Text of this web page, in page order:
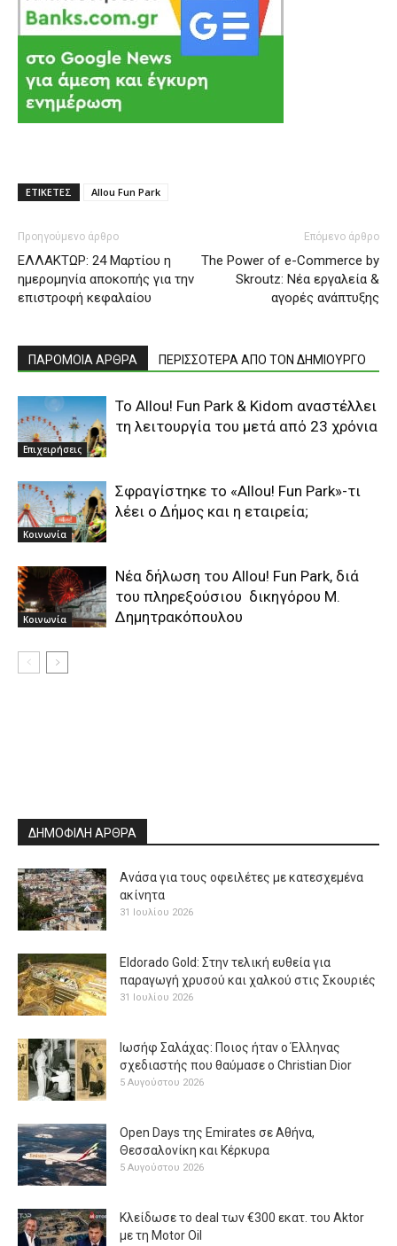
ΕΤΙΚΕΤΕΣ Allou Fun Park
Προηγούμενο άρθρο
ΕΛΛΑΚΤΩΡ: 24 Μαρτίου η
ημερομηνία αποκοπής για την
επιστροφή κεφαλαίου
Επόμενο άρθρο
The Power of e-Commerce by
Skroutz: Νέα εργαλεία &
αγορές ανάπτυξης
ΠΑΡΟΜΟΙΑ ΑΡΘΡΑ ΠΕΡΙΣΣΟΤΕΡΑ ΑΠΟ ΤΟΝ ΔΗΜΙΟΥΡΓΟ
Επιχειρήσεις
To Allou! Fun Park & Kidom αναστέλλει
τη λειτουργία του μετά από 23 χρόνια
Κοινωνία
Σφραγίστηκε το «Allou! Fun Park»-τι
λέει ο Δήμος και η εταιρεία;
Κοινωνία
Nέα δήλωση του Αllou! Fun Park, διά
του πληρεξούσιου δικηγόρου Μ.
Δημητρακόπουλου
ΔΗΜΟΦΙΛΗ ΑΡΘΡΑ
Ανάσα για τους οφειλέτες με κατεσχεμένα
ακίνητα
31 Ιουλίου 2026
Eldorado Gold: Στην τελική ευθεία για
παραγωγή χρυσού και χαλκού στις Σκουριές
31 Ιουλίου 2026
Ιωσήφ Σαλάχας: Ποιος ήταν ο Έλληνας
σχεδιαστής που θαύμασε ο Christian Dior
5 Αυγούστου 2026
Open Days της Emirates σε Αθήνα,
Θεσσαλονίκη και Κέρκυρα
5 Αυγούστου 2026
Κλείδωσε το deal των €300 εκατ. του Aktor
με τη Μotor Oil